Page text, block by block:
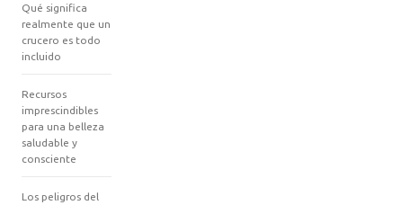
Qué significa
realmente que un
crucero es todo
incluido
Recursos
imprescindibles
para una belleza
saludable y
consciente
Los peligros del